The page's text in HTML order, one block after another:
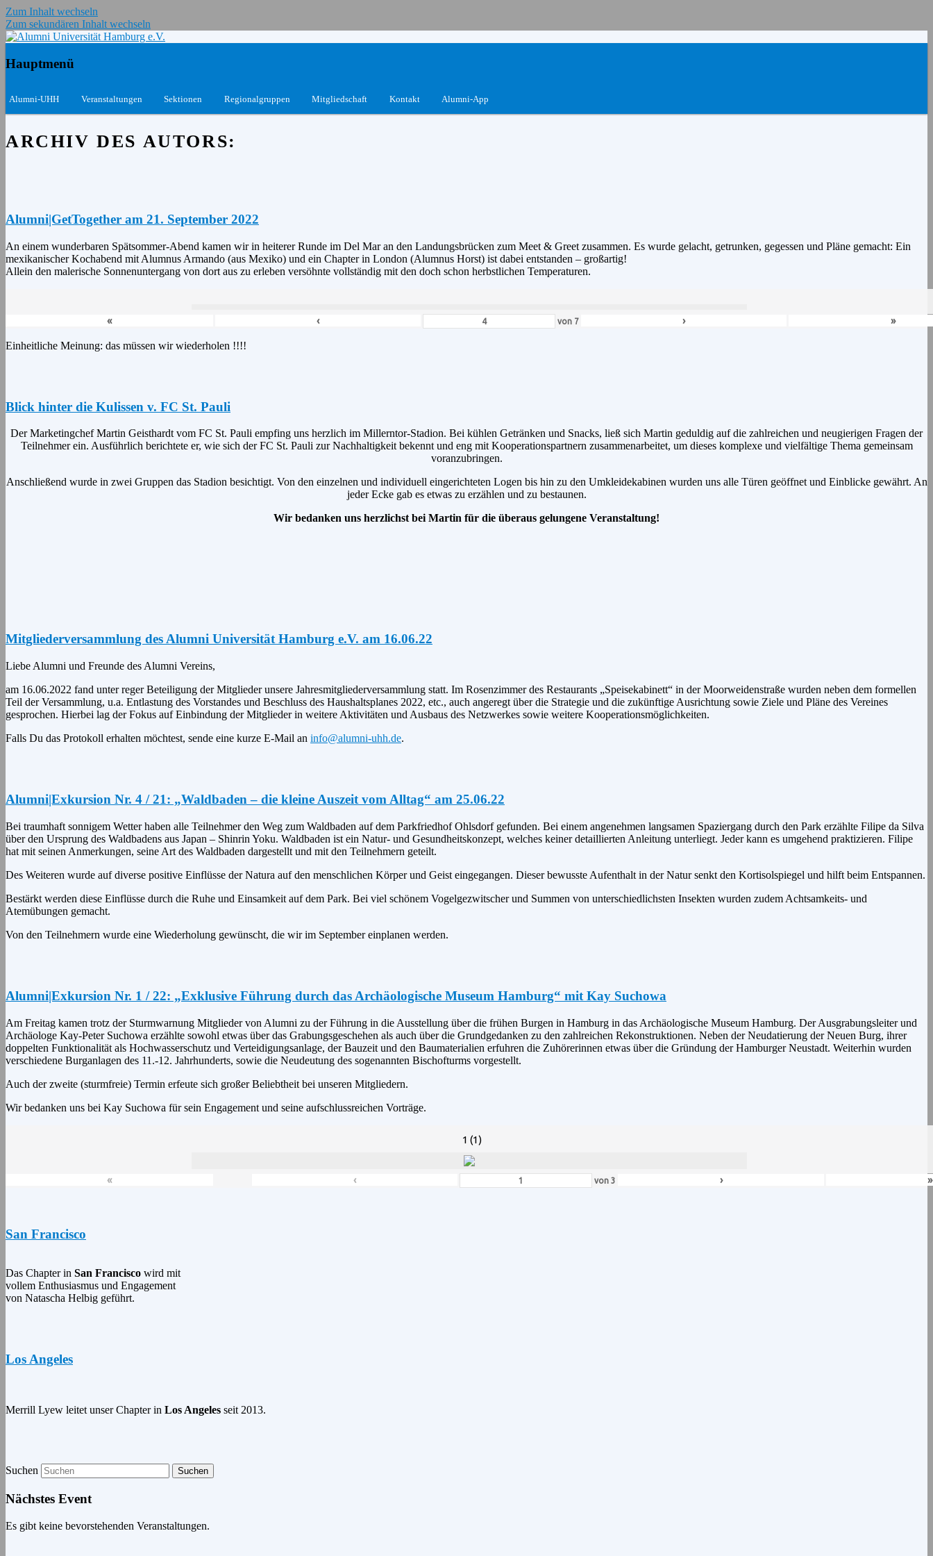
Zum Inhalt wechseln
Zum sekundären Inhalt wechseln
Alumni Universität Hamburg e.V.
Hauptmenü
Alumni-UHH Veranstaltungen Sektionen Regionalgruppen Mitgliedschaft Kontakt Alumni-App
ARCHIV DES AUTORS:
Alumni|GetTogether am 21. September 2022
An einem wunderbaren Spätsommer-Abend kamen wir in heiterer Runde im Del Mar an den Landungsbrücken zum Meet & Greet zusammen. Es wurde gelacht, getrunken, gegessen und Pläne gemacht: Ein
mexikanischer Kochabend mit Alumnus Armando (aus Mexiko) und ein Chapter in London (Alumnus Horst) ist dabei entstanden – großartig!
Allein den malerische Sonnenuntergang von dort aus zu erleben versöhnte vollständig mit den doch schon herbstlichen Temperaturen.
« ‹ von 7 › »
Einheitliche Meinung: das müssen wir wiederholen !!!!
Blick hinter die Kulissen v. FC St. Pauli
Der Marketingchef Martin Geisthardt vom FC St. Pauli empfing uns herzlich im Millerntor-Stadion. Bei kühlen Getränken und Snacks, ließ sich Martin geduldig auf die zahlreichen und neugierigen Fragen der
Teilnehmer ein. Ausführlich berichtete er, wie sich der FC St. Pauli zur Nachhaltigkeit bekennt und eng mit Kooperationspartnern zusammenarbeitet, um dieses komplexe und vielfältige Thema gemeinsam
voranzubringen.
Anschließend wurde in zwei Gruppen das Stadion besichtigt. Von den einzelnen und individuell eingerichteten Logen bis hin zu den Umkleidekabinen wurden uns alle Türen geöffnet und Einblicke gewährt. An
jeder Ecke gab es etwas zu erzählen und zu bestaunen.
Wir bedanken uns herzlichst bei Martin für die überaus gelungene Veranstaltung!
Mitgliederversammlung des Alumni Universität Hamburg e.V. am 16.06.22
Liebe Alumni und Freunde des Alumni Vereins,
am 16.06.2022 fand unter reger Beteiligung der Mitglieder unsere Jahresmitgliederversammlung statt. Im Rosenzimmer des Restaurants „Speisekabinett“ in der Moorweidenstraße wurden neben dem formellen
Teil der Versammlung, u.a. Entlastung des Vorstandes und Beschluss des Haushaltsplanes 2022, etc., auch angeregt über die Strategie und die zukünftige Ausrichtung sowie Ziele und Pläne des Vereines
gesprochen. Hierbei lag der Fokus auf Einbindung der Mitglieder in weitere Aktivitäten und Ausbaus des Netzwerkes sowie weitere Kooperationsmöglichkeiten.
Falls Du das Protokoll erhalten möchtest, sende eine kurze E-Mail an info@alumni-uhh.de.
Alumni|Exkursion Nr. 4 / 21: „Waldbaden – die kleine Auszeit vom Alltag“ am 25.06.22
Bei traumhaft sonnigem Wetter haben alle Teilnehmer den Weg zum Waldbaden auf dem Parkfriedhof Ohlsdorf gefunden. Bei einem angenehmen langsamen Spaziergang durch den Park erzählte Filipe da Silva
über den Ursprung des Waldbadens aus Japan – Shinrin Yoku. Waldbaden ist ein Natur- und Gesundheitskonzept, welches keiner detaillierten Anleitung unterliegt. Jeder kann es umgehend praktizieren. Filipe
hat mit seinen Anmerkungen, seine Art des Waldbaden dargestellt und mit den Teilnehmern geteilt.
Des Weiteren wurde auf diverse positive Einflüsse der Natura auf den menschlichen Körper und Geist eingegangen. Dieser bewusste Aufenthalt in der Natur senkt den Kortisolspiegel und hilft beim Entspannen.
Bestärkt werden diese Einflüsse durch die Ruhe und Einsamkeit auf dem Park. Bei viel schönem Vogelgezwitscher und Summen von unterschiedlichsten Insekten wurden zudem Achtsamkeits- und
Atemübungen gemacht.
Von den Teilnehmern wurde eine Wiederholung gewünscht, die wir im September einplanen werden.
Alumni|Exkursion Nr. 1 / 22: „Exklusive Führung durch das Archäologische Museum Hamburg“ mit Kay Suchowa
Am Freitag kamen trotz der Sturmwarnung Mitglieder von Alumni zu der Führung in die Ausstellung über die frühen Burgen in Hamburg in das Archäologische Museum Hamburg. Der Ausgrabungsleiter und
Archäologe Kay-Peter Suchowa erzählte sowohl etwas über das Grabungsgeschehen als auch über die Grundgedanken zu den zahlreichen Rekonstruktionen. Neben der Neudatierung der Neuen Burg, ihrer
doppelten Funktionalität als Hochwasserschutz und Verteidigungsanlage, der Bauzeit und den Baumaterialien erfuhren die Zuhörerinnen etwas über die Gründung der Hamburger Neustadt. Weiterhin wurden
verschiedene Burganlagen des 11.-12. Jahrhunderts, sowie die Neudeutung des sogenannten Bischofturms vorgestellt.
Auch der zweite (sturmfreie) Termin erfeute sich großer Beliebtheit bei unseren Mitgliedern.
Wir bedanken uns bei Kay Suchowa für sein Engagement und seine aufschlussreichen Vorträge.
1 (1)
« ‹ von3 › »
San Francisco
Das Chapter in San Francisco wird mit
vollem Enthusiasmus und Engagement
von Natascha Helbig geführt.
Los Angeles
Merrill Lyew leitet unser Chapter in Los Angeles seit 2013.
Suchen
Nächstes Event
Es gibt keine bevorstehenden Veranstaltungen.